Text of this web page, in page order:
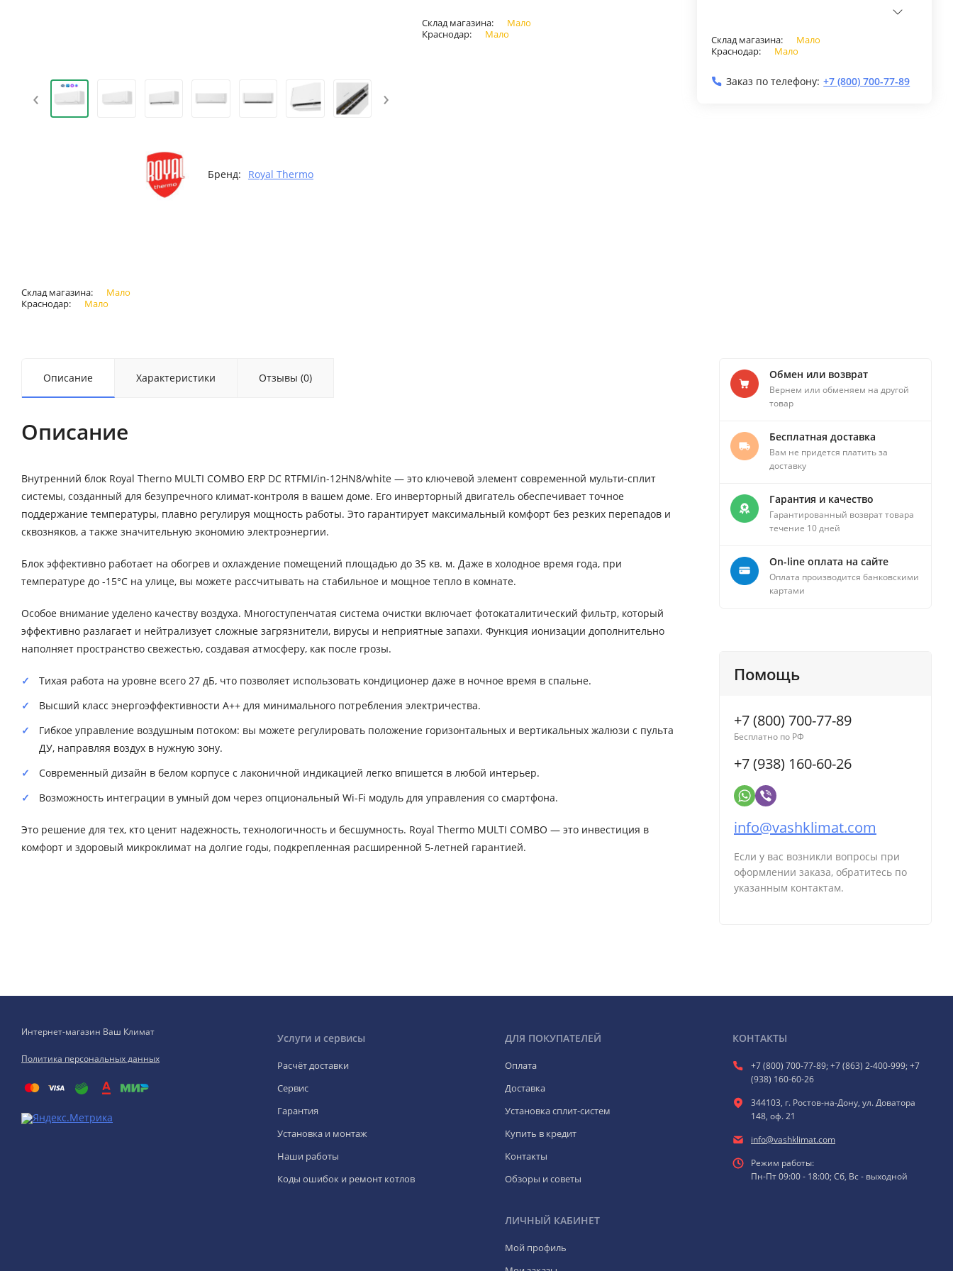
‹ ›
Бренд: Royal Thermo
Склад магазина:
Мало
Краснодар:
Мало Склад магазина:
Мало
Краснодар:
Мало
Заказ по телефону: +7 (800) 700-77-89
Склад магазина:
Мало
Краснодар:
Мало
Описание Характеристики Отзывы (0)
Описание
Внутренний блок Royal Therno MULTI COMBO ERP DC RTFMI/in-12HN8/white — это ключевой элемент современной мульти-сплит
системы, созданный для безупречного климат-контроля в вашем доме. Его инверторный двигатель обеспечивает точное
поддержание температуры, плавно регулируя мощность работы. Это гарантирует максимальный комфорт без резких перепадов и
сквозняков, а также значительную экономию электроэнергии.
Блок эффективно работает на обогрев и охлаждение помещений площадью до 35 кв. м. Даже в холодное время года, при
температуре до -15°C на улице, вы можете рассчитывать на стабильное и мощное тепло в комнате.
Особое внимание уделено качеству воздуха. Многоступенчатая система очистки включает фотокаталитический фильтр, который
эффективно разлагает и нейтрализует сложные загрязнители, вирусы и неприятные запахи. Функция ионизации дополнительно
наполняет пространство свежестью, создавая атмосферу, как после грозы.
Тихая работа на уровне всего 27 дБ, что позволяет использовать кондиционер даже в ночное время в спальне.
Высший класс энергоэффективности A++ для минимального потребления электричества.
Гибкое управление воздушным потоком: вы можете регулировать положение горизонтальных и вертикальных жалюзи с пульта
ДУ, направляя воздух в нужную зону.
Современный дизайн в белом корпусе с лаконичной индикацией легко впишется в любой интерьер.
Возможность интеграции в умный дом через опциональный Wi-Fi модуль для управления со смартфона.
Это решение для тех, кто ценит надежность, технологичность и бесшумность. Royal Thermo MULTI COMBO — это инвестиция в
комфорт и здоровый микроклимат на долгие годы, подкрепленная расширенной 5-летней гарантией.
Обмен или возврат
Вернем или обменяем на другой
товар
Бесплатная доставка
Вам не придется платить за
доставку
Гарантия и качество
Гарантированный возврат товара
течение 10 дней
On-line оплата на сайте
Оплата производится банковскими
картами
Помощь
+7 (800) 700-77-89
Бесплатно по РФ
+7 (938) 160-60-26
info@vashklimat.com
Если у вас возникли вопросы при
оформлении заказа, обратитесь по
указанным контактам.
Интернет-магазин Ваш Климат
Политика персональных данных
Услуги и сервисы
Расчёт доставки
Сервис
Гарантия
Установка и монтаж
Наши работы
Коды ошибок и ремонт котлов
ДЛЯ ПОКУПАТЕЛЕЙ
Оплата
Доставка
Установка сплит-систем
Купить в кредит
Контакты
Обзоры и советы
ЛИЧНЫЙ КАБИНЕТ
Мой профиль
КОНТАКТЫ
+7 (800) 700-77-89; +7 (863) 2-400-999; +7
(938) 160-60-26
344103, г. Ростов-на-Дону, ул. Доватора
148, оф. 21
info@vashklimat.com
Режим работы:
Пн-Пт 09:00 - 18:00; Сб, Вс - выходной